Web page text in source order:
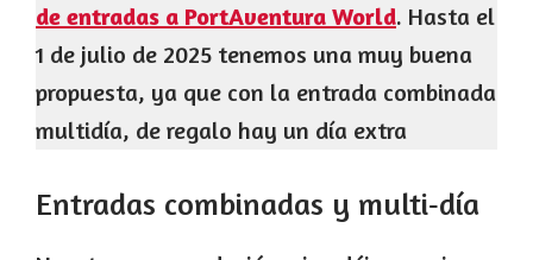
de entradas a PortAventura World. Hasta el
1 de julio de 2025 tenemos una muy buena
propuesta, ya que con la entrada combinada
multidía, de regalo hay un día extra
Entradas combinadas y multi‑día